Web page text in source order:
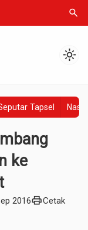
search
light_mode
Tapsel
ke
2016printCetak